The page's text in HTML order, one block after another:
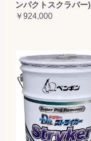
ンパクトスクラバー)
￥924,000